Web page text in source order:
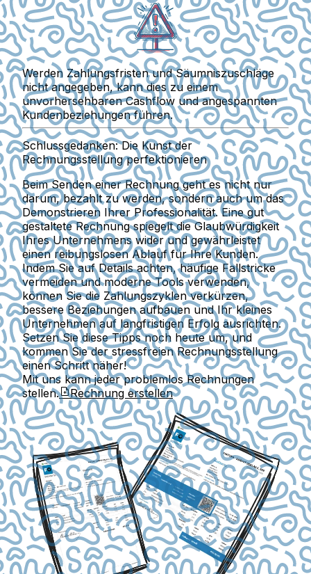
Werden Zahlungsfristen und Säumniszuschläge
nicht angegeben, kann dies zu einem
unvorhersehbaren Cashflow und angespannten
Kundenbeziehungen führen.
Schlussgedanken: Die Kunst der
Rechnungsstellung perfektionieren
Beim Senden einer Rechnung geht es nicht nur
darum, bezahlt zu werden, sondern auch um das
Demonstrieren Ihrer Professionalität. Eine gut
gestaltete Rechnung spiegelt die Glaubwürdigkeit
Ihres Unternehmens wider und gewährleistet
einen reibungslosen Ablauf für Ihre Kunden.
Indem Sie auf Details achten, häufige Fallstricke
vermeiden und moderne Tools verwenden,
können Sie die Zahlungszyklen verkürzen,
bessere Beziehungen aufbauen und Ihr kleines
Unternehmen auf langfristigen Erfolg ausrichten.
Setzen Sie diese Tipps noch heute um, und
kommen Sie der stressfreien Rechnungsstellung
einen Schritt näher!
Mit uns kann jeder problemlos Rechnungen
stellen.
Rechnung erstellen